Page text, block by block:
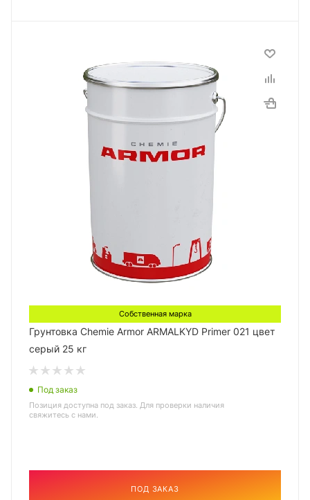
Собственная марка
Грунтовка Chemie Armor ARMALKYD Primer 021 цвет
серый 25 кг
Под заказ
Позиция доступна под заказ. Для проверки наличия
свяжитесь с нами.
ПОД ЗАКАЗ